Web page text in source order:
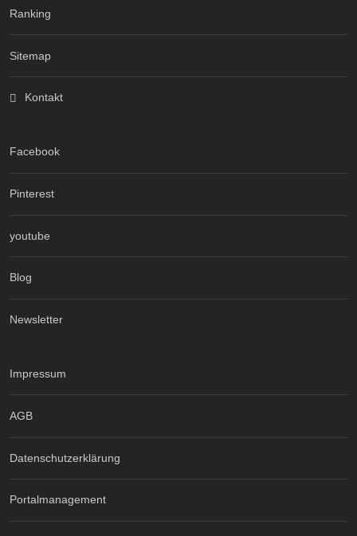
Ranking
Sitemap
Kontakt
Facebook
Pinterest
youtube
Blog
Newsletter
Impressum
AGB
Datenschutzerklärung
Portalmanagement